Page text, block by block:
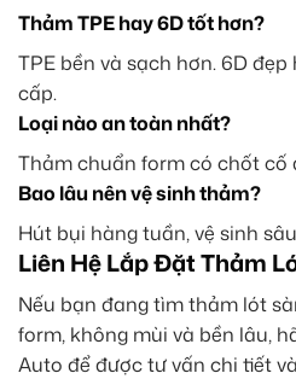
Thảm TPE hay 6D tốt hơn?
TPE bền và sạch hơn. 6D
cấp.
Loại nào an toàn nhất?
Thảm chuẩn form có chốt cố
Bao lâu nên vệ sinh thảm?
Hút bụi hàng tuần, vệ sinh
Liên Hệ Lắp Đặt Thảm
Nếu bạn đang tìm thảm lót
form, không mùi và bền lâu,
Auto để được tư vấn chi tiết